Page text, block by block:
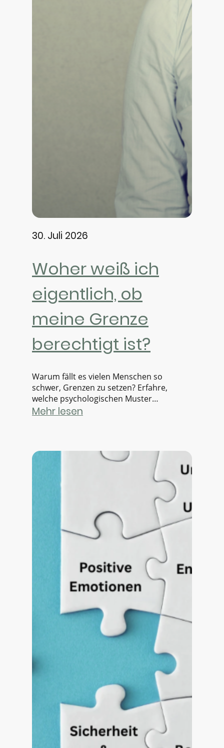
30. Juli 2026
Woher weiß ich
eigentlich, ob
meine Grenze
berechtigt ist?
Warum fällt es vielen Menschen so
schwer, Grenzen zu setzen? Erfahre,
welche psychologischen Muster
dahinterstehen und warum gesunde
Mehr lesen